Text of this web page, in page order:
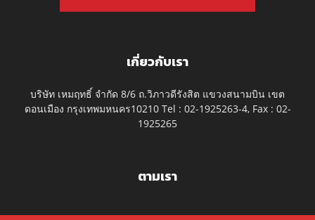
เกี่ยวกับเรา
บริษัท เหมฤทธิ์ จำกัด 8/6 ถ.วิภาวดีรังสิต แขวงสนามบิน เขต
ดอนเมือง กรุงเทพมหนคร10210 Tel : 02-1925263-4, Fax : 02-
1925265
ตามเรา